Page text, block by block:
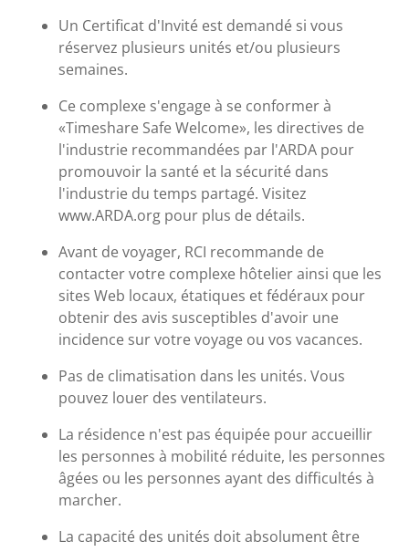
Un Certificat d'Invité est demandé si vous
réservez plusieurs unités et/ou plusieurs
semaines.
Ce complexe s'engage à se conformer à
«Timeshare Safe Welcome», les directives de
l'industrie recommandées par l'ARDA pour
promouvoir la santé et la sécurité dans
l'industrie du temps partagé. Visitez
www.ARDA.org pour plus de détails.
Avant de voyager, RCI recommande de
contacter votre complexe hôtelier ainsi que les
sites Web locaux, étatiques et fédéraux pour
obtenir des avis susceptibles d'avoir une
incidence sur votre voyage ou vos vacances.
Pas de climatisation dans les unités. Vous
pouvez louer des ventilateurs.
La résidence n'est pas équipée pour accueillir
les personnes à mobilité réduite, les personnes
âgées ou les personnes ayant des difficultés à
marcher.
La capacité des unités doit absolument être